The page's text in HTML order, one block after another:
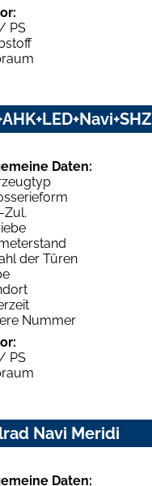
PS
Daten:
Zul.
der Türen
Nummer
PS
Navi Meridi
Daten: